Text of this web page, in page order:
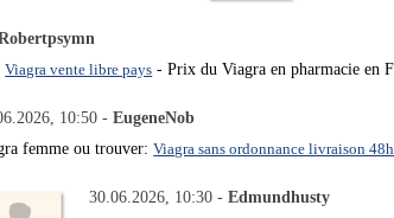
Viagra vente libre pays - Prix du Viagra en pharmacie en
10:50 -EugeneNob
femme ou trouver:Viagra sans ordonnance livraison 48h
30.06.2026, 10:30 -Edmundhusty